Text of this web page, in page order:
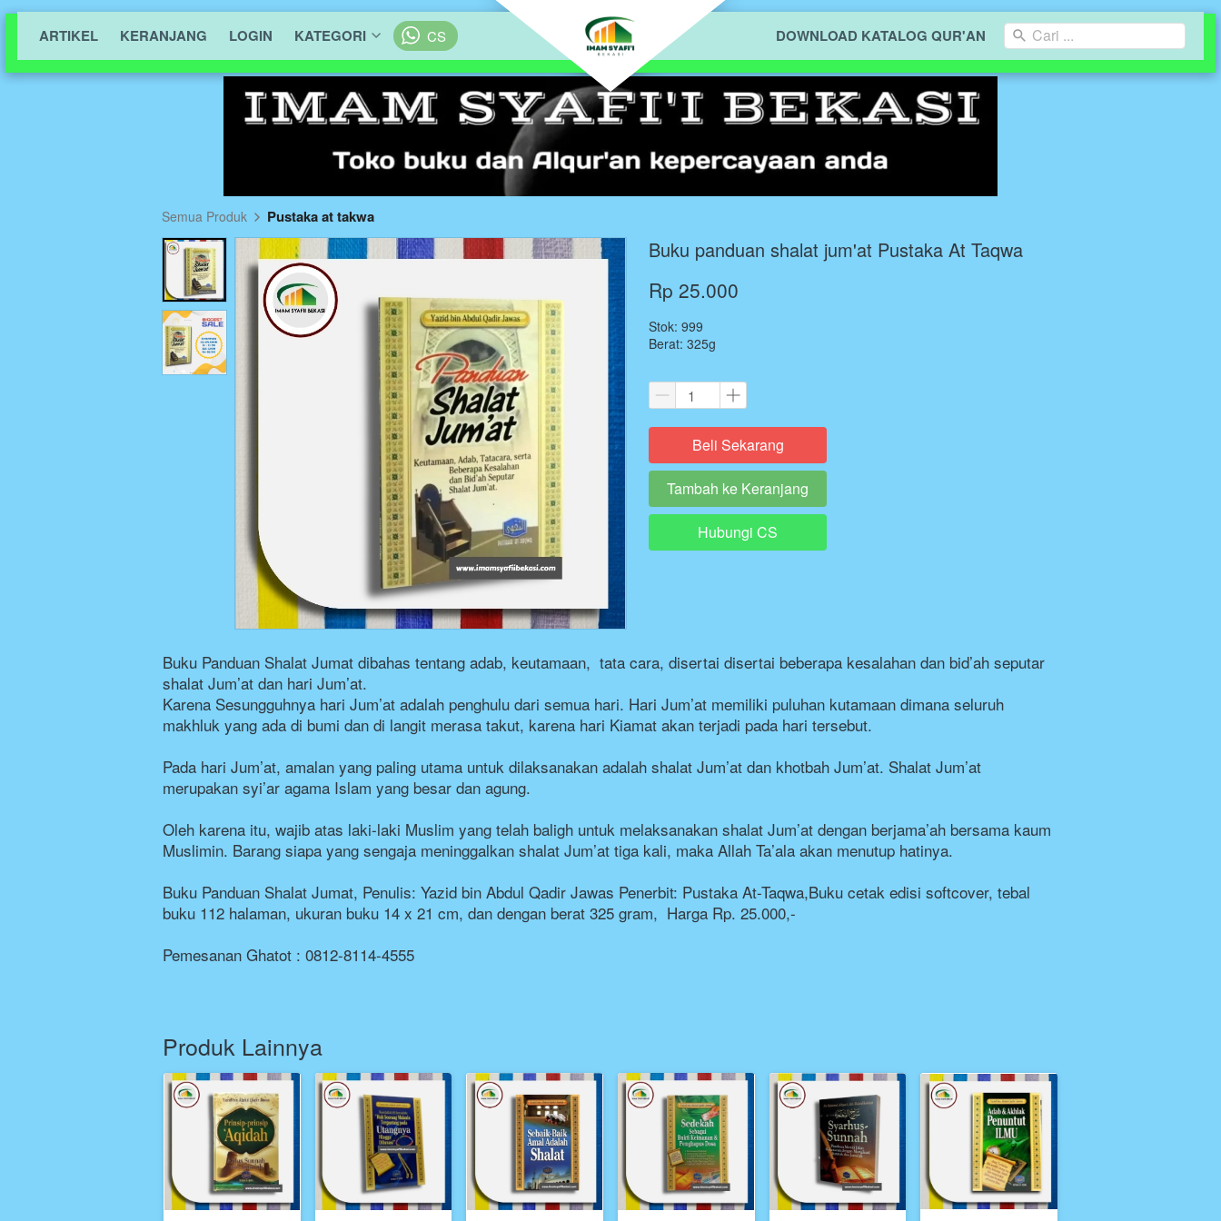
ARTIKEL KERANJANG LOGIN KATEGORI ` CS DOWNLOAD KATALOG QUR'AN Cari ...
Semua Produk Pustaka at takwa
Buku panduan shalat jum'at Pustaka At Taqwa
Rp 25.000
Stok: 999
Berat: 325g
`Beli Sekarang
`
Tambah ke Keranjang
`Hubungi CS
Buku Panduan Shalat Jumat dibahas tentang adab, keutamaan,  tata cara, disertai disertai beberapa kesalahan dan bid’ah seputar
shalat Jum’at dan hari Jum’at.
Karena Sesungguhnya hari Jum’at adalah penghulu dari semua hari. Hari Jum’at memiliki puluhan kutamaan dimana seluruh
makhluk yang ada di bumi dan di langit merasa takut, karena hari Kiamat akan terjadi pada hari tersebut.
Pada hari Jum’at, amalan yang paling utama untuk dilaksanakan adalah shalat Jum’at dan khotbah Jum’at. Shalat Jum’at
merupakan syi’ar agama Islam yang besar dan agung.
Oleh karena itu, wajib atas laki-laki Muslim yang telah baligh untuk melaksanakan shalat Jum’at dengan berjama’ah bersama kaum
Muslimin. Barang siapa yang sengaja meninggalkan shalat Jum’at tiga kali, maka Allah Ta’ala akan menutup hatinya.
Buku Panduan Shalat Jumat, Penulis: Yazid bin Abdul Qadir Jawas Penerbit: Pustaka At-Taqwa,Buku cetak edisi softcover, tebal
buku 112 halaman, ukuran buku 14 x 21 cm, dan dengan berat 325 gram,  Harga Rp. 25.000,-
Pemesanan Ghatot : 0812-8114-4555
Produk Lainnya